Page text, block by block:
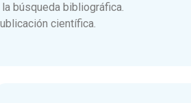
búsqueda bibliográfica.
científica.